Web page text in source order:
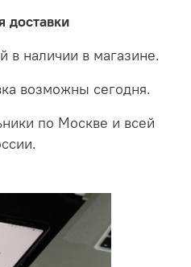
доставки
в наличии в магазине.
возможны сегодня.
по Москве и всей